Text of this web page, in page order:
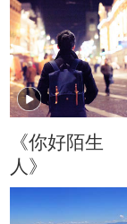
《你好陌生
人》